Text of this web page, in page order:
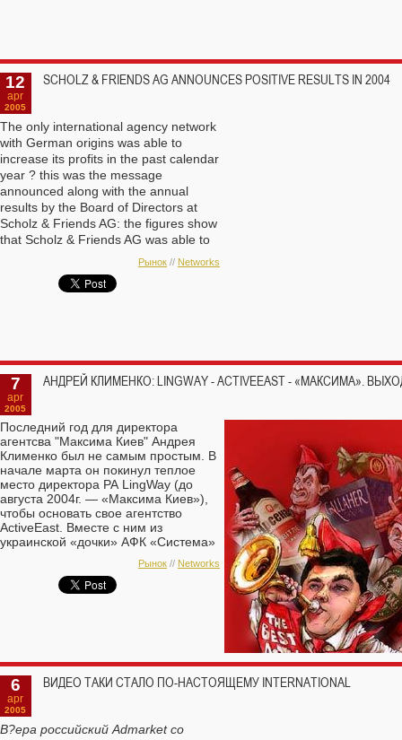
12
apr
2005
SCHOLZ & FRIENDS AG ANNOUNCES POSITIVE RESULTS IN 2004
The only international agency network
with German origins was able to
increase its profits in the past calendar
year ? this was the message
announced along with the annual
results by the Board of Directors at
Scholz & Friends AG: the figures show
that Scholz & Friends AG was able to
increase the EBITDA according to
IFRS in 2004 to€10.8 million
(previous year:€8.1 million). The
Рынок // Networks
7
apr
2005
АНДРЕЙ КЛИМЕНКО: LINGWAY - ACTIVEEAST - «МАКСИМА».
Последний год для директора
агентсва "Максима Киев" Андрея
Клименко был не самым простым. В
начале марта он покинул теплое
место директора РА LingWay (до
августа 2004г. — «Максима Киев»),
чтобы основать свое агентство
ActiveEast. Вместе с ним из
украинской «дочки» АФК «Система»
главное — несколько ключевых
клиентов. А именно: ВВН
Рынок // Networks
6
apr
2005
ВИДЕО ТАКИ СТАЛО ПО-НАСТОЯЩЕМУ INTERNATIONAL
В?ера российский Admarket со